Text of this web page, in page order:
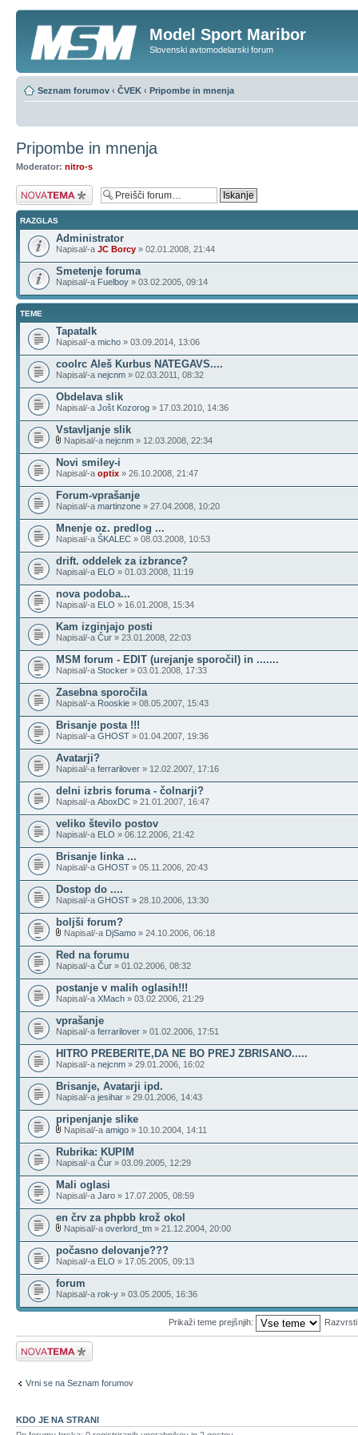
Model Sport Maribor
Slovenski avtomodelarski forum
Seznam forumov ‹ ČVEK ‹ Pripombe in mnenja
Pripombe in mnenja
Moderator: nitro-s
Napiši novo temo
RAZGLAS
Administrator
Napisal/-a JC Borcy » 02.01.2008, 21:44
Smetenje foruma
Napisal/-a Fuelboy » 03.02.2005, 09:14
TEME
Tapatalk
Napisal/-a micho » 03.09.2014, 13:06
coolrc Aleš Kurbus NATEGAVS....
Napisal/-a nejcnm » 02.03.2011, 08:32
Obdelava slik
Napisal/-a Jošt Kozorog » 17.03.2010, 14:36
Vstavljanje slik
Napisal/-a nejcnm » 12.03.2008, 22:34
Novi smiley-i
Napisal/-a optix » 26.10.2008, 21:47
Forum-vprašanje
Napisal/-a martinzone » 27.04.2008, 10:20
Mnenje oz. predlog ...
Napisal/-a ŠKALEC » 08.03.2008, 10:53
drift. oddelek za izbrance?
Napisal/-a ELO » 01.03.2008, 11:19
nova podoba...
Napisal/-a ELO » 16.01.2008, 15:34
Kam izginjajo posti
Napisal/-a Čur » 23.01.2008, 22:03
MSM forum - EDIT (urejanje sporočil) in .......
Napisal/-a Stocker » 03.01.2008, 17:33
Zasebna sporočila
Napisal/-a Rooskie » 08.05.2007, 15:43
Brisanje posta !!!
Napisal/-a GHOST » 01.04.2007, 19:36
Avatarji?
Napisal/-a ferrarilover » 12.02.2007, 17:16
delni izbris foruma - čolnarji?
Napisal/-a AboxDC » 21.01.2007, 16:47
veliko število postov
Napisal/-a ELO » 06.12.2006, 21:42
Brisanje linka ...
Napisal/-a GHOST » 05.11.2006, 20:43
Dostop do ....
Napisal/-a GHOST » 28.10.2006, 13:30
boljši forum?
Napisal/-a DjSamo » 24.10.2006, 06:18
Red na forumu
Napisal/-a Čur » 01.02.2006, 08:32
postanje v malih oglasih!!!
Napisal/-a XMach » 03.02.2006, 21:29
vprašanje
Napisal/-a ferrarilover » 01.02.2006, 17:51
HITRO PREBERITE,DA NE BO PREJ ZBRISANO.....
Napisal/-a nejcnm » 29.01.2006, 16:02
Brisanje, Avatarji ipd.
Napisal/-a jesihar » 29.01.2006, 14:43
pripenjanje slike
Napisal/-a amigo » 10.10.2004, 14:11
Rubrika: KUPIM
Napisal/-a Čur » 03.09.2005, 12:29
Mali oglasi
Napisal/-a Jaro » 17.07.2005, 08:59
en črv za phpbb krož okol
Napisal/-a overlord_tm » 21.12.2004, 20:00
počasno delovanje???
Napisal/-a ELO » 17.05.2005, 09:13
forum
Napisal/-a rok-y » 03.05.2005, 16:36
Prikaži teme prejšnjih:
Napiši novo temo
Vrni se na Seznam forumov
KDO JE NA STRANI